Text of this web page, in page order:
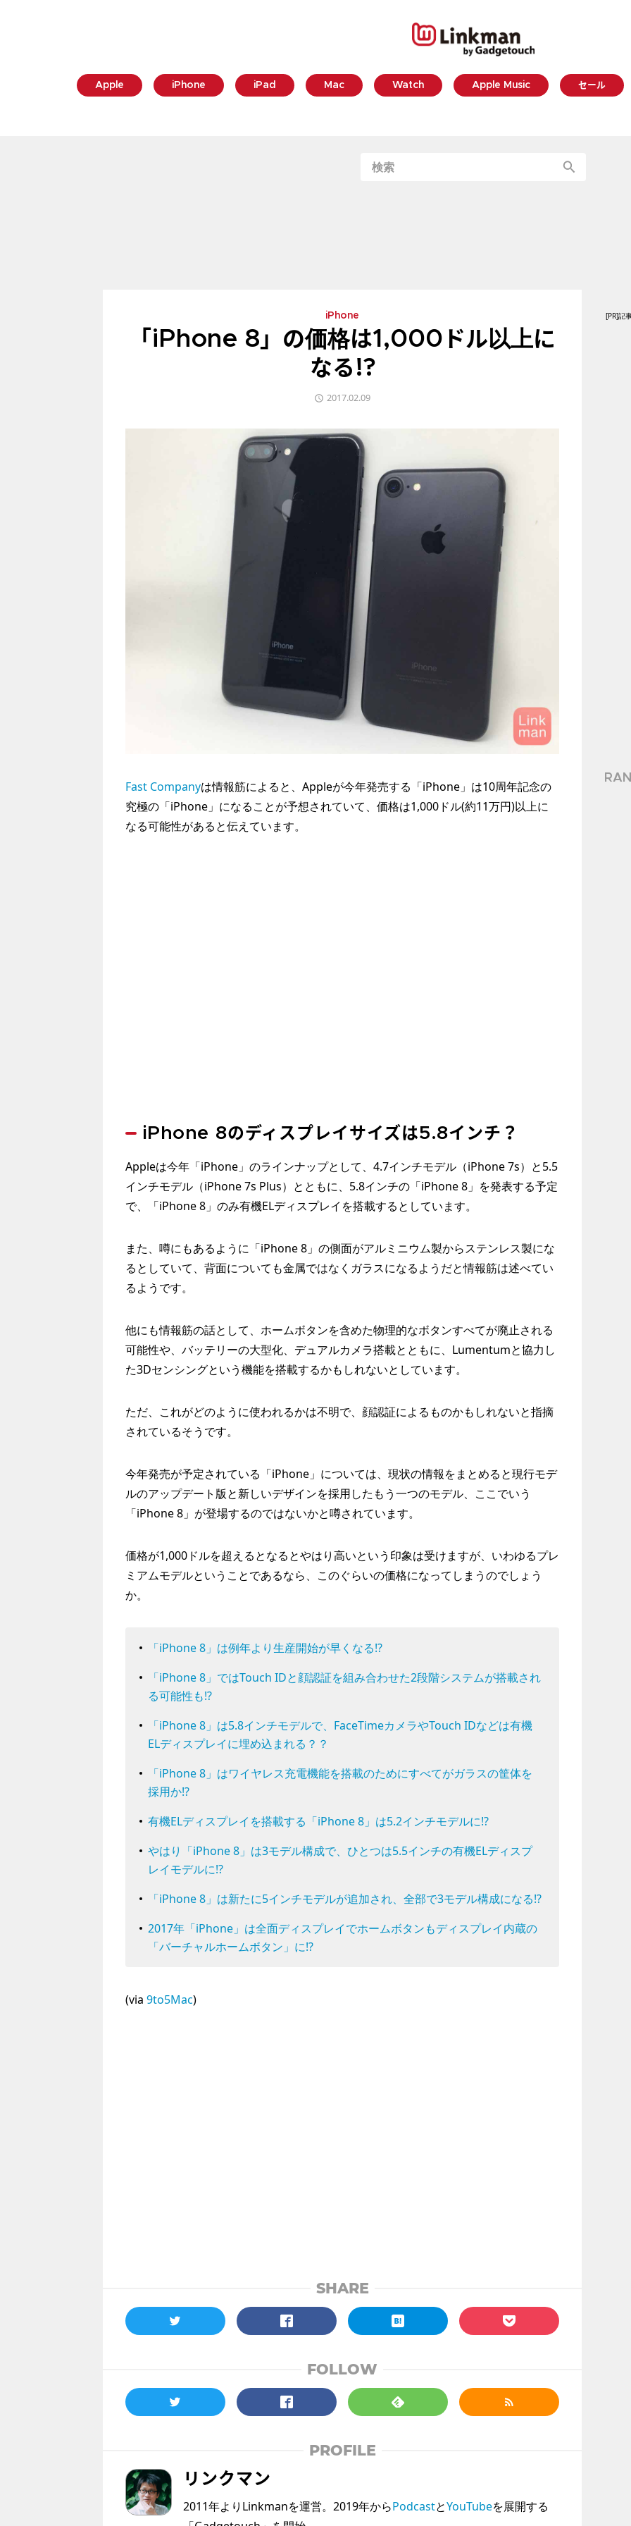
Apple iPhone iPad Mac Watch Apple Music セール
iPhone
「iPhone 8」の価格は1,000ドル以上に
なる!?
2017.02.09
Fast Companyは情報筋によると、Appleが今年発売する「iPhone」は10周年記念の
究極の「iPhone」になることが予想されていて、価格は1,000ドル(約11万円)以上に
なる可能性があると伝えています。
iPhone 8のディスプレイサイズは5.8インチ？
Appleは今年「iPhone」のラインナップとして、4.7インチモデル（iPhone 7s）と5.5
インチモデル（iPhone 7s Plus）とともに、5.8インチの「iPhone 8」を発表する予定
で、「iPhone 8」のみ有機ELディスプレイを搭載するとしています。
また、噂にもあるように「iPhone 8」の側面がアルミニウム製からステンレス製にな
るとしていて、背面についても金属ではなくガラスになるようだと情報筋は述べてい
るようです。
他にも情報筋の話として、ホームボタンを含めた物理的なボタンすべてが廃止される
可能性や、バッテリーの大型化、デュアルカメラ搭載とともに、Lumentumと協力し
た3Dセンシングという機能を搭載するかもしれないとしています。
ただ、これがどのように使われるかは不明で、顔認証によるものかもしれないと指摘
されているそうです。
今年発売が予定されている「iPhone」については、現状の情報をまとめると現行モデ
ルのアップデート版と新しいデザインを採用したもう一つのモデル、ここでいう
「iPhone 8」が登場するのではないかと噂されています。
価格が1,000ドルを超えるとなるとやはり高いという印象は受けますが、いわゆるプレ
ミアムモデルということであるなら、このぐらいの価格になってしまうのでしょう
か。
「iPhone 8」は例年より生産開始が早くなる!?
「iPhone 8」ではTouch IDと顔認証を組み合わせた2段階システムが搭載され
る可能性も!?
「iPhone 8」は5.8インチモデルで、FaceTimeカメラやTouch IDなどは有機
ELディスプレイに埋め込まれる？？
「iPhone 8」はワイヤレス充電機能を搭載のためにすべてがガラスの筐体を
採用か!?
有機ELディスプレイを搭載する「iPhone 8」は5.2インチモデルに!?
やはり「iPhone 8」は3モデル構成で、ひとつは5.5インチの有機ELディスプ
レイモデルに!?
「iPhone 8」は新たに5インチモデルが追加され、全部で3モデル構成になる!?
2017年「iPhone」は全面ディスプレイでホームボタンもディスプレイ内蔵の
「バーチャルホームボタン」に!?
(via 9to5Mac)
SHARE
FOLLOW
PROFILE
リンクマン
2011年よりLinkmanを運営。2019年からPodcastとYouTubeを展開する
[PR]記